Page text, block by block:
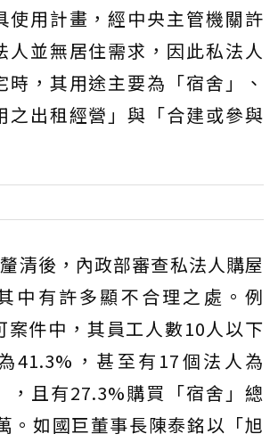
使用計畫，經中央主管機關許
人並無居住需求，因此私法人
時，其用途主要為「宿舍」、
之出租經營」與「合建或參與
清後，內政部審查私法人購屋
中有許多顯不合理之處。例
案件中，其員工人數10人以下
41.3%，甚至有17個法人為
，且有27.3%購買「宿舍」總
。如國巨董事長陳泰銘以「旭